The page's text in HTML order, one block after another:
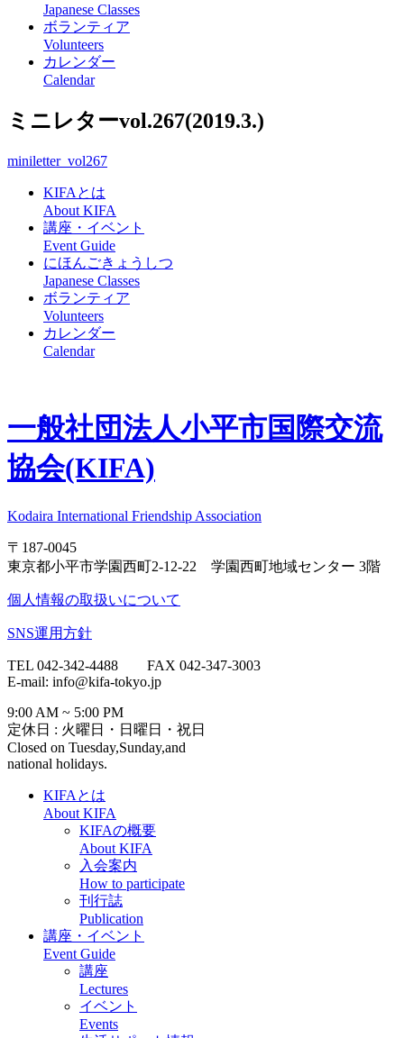
Japanese Classes
ボランティア
Volunteers
カレンダー
Calendar
ミニレターvol.267(2019.3.)
miniletter_vol267
KIFAとは
About KIFA
講座・イベント
Event Guide
にほんごきょうしつ
Japanese Classes
ボランティア
Volunteers
カレンダー
Calendar
一般社団法人小平市国際交流
協会(KIFA)
Kodaira International Friendship Association
〒187-0045
東京都小平市学園西町2-12-22 学園西町地域センター 3階
個人情報の取扱いについて
SNS運用方針
TEL 042-342-4488 FAX 042-347-3003
E-mail: info@kifa-tokyo.jp
9:00 AM ~ 5:00 PM
定休日 : 火曜日・日曜日・祝日
Closed on Tuesday,Sunday,and
national holidays.
KIFAとは
About KIFA
KIFAの概要
About KIFA
入会案内
How to participate
刊行誌
Publication
講座・イベント
Event Guide
講座
Lectures
イベント
Events